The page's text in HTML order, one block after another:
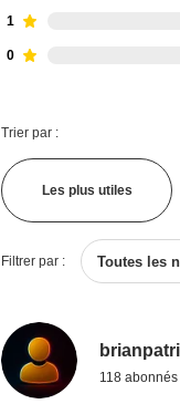
1
0
Trier par :
Les plus utiles
Filtrer par : Toutes les
118 abonnés